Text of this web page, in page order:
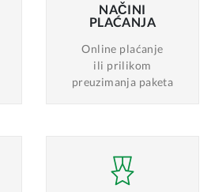
NAČINI
PLAĆANJA
Online plaćanje
ili prilikom
preuzimanja paketa